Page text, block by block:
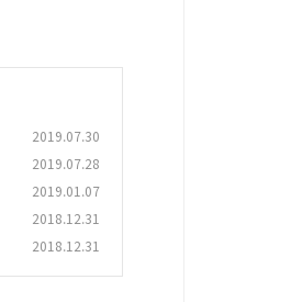
2019.07.30
2019.07.28
2019.01.07
2018.12.31
2018.12.31